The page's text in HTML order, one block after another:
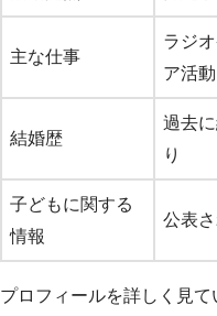
主な仕事
ラジ
ア活動
結婚歴
過去
り
子どもに関する
情報
公表
プロフィールを詳しく見